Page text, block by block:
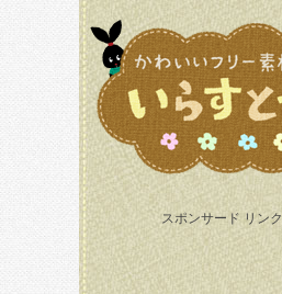
スポンサード リンク